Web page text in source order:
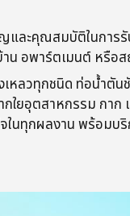
ญและคุณสมบัติในกา
น อพาร์ตเมนต์ หรื
ลวทุกชนิด​ ท่อน้ำตัน
ใยอุตสาหกรรม​ กาก​
นทุกผลงาน​ พร้อมบ